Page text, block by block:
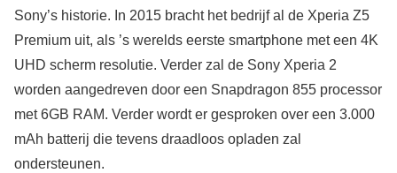
Sony’s historie. In 2015 bracht het bedrijf al de Xperia Z5
Premium uit, als ’s werelds eerste smartphone met een 4K
UHD scherm resolutie. Verder zal de Sony Xperia 2
worden aangedreven door een Snapdragon 855 processor
met 6GB RAM. Verder wordt er gesproken over een 3.000
mAh batterij die tevens draadloos opladen zal
ondersteunen.